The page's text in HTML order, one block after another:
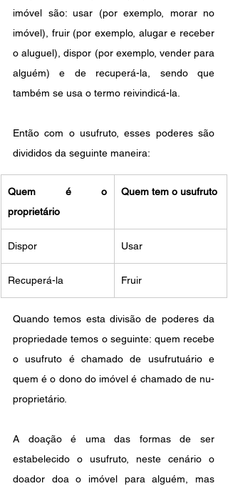
imóvel são: usar (por exemplo, morar no
imóvel), fruir (por exemplo, alugar e receber
o aluguel), dispor (por exemplo, vender para
alguém) e de recuperá-la, sendo que
também se usa o termo reivindicá-la.
Então com o usufruto, esses poderes são
divididos da seguinte maneira:
Quem é o
proprietário
Quem tem o usufruto
Dispor ​Usar
Recuperá-la Fruir
Quando temos esta divisão de poderes da
propriedade temos o seguinte: quem recebe
o usufruto é chamado de usufrutuário e
quem é o dono do imóvel é chamado de nu-
proprietário.
A doação é uma das formas de ser
estabelecido o usufruto, neste cenário o
doador doa o imóvel para alguém, mas